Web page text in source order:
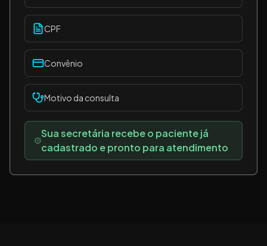
CPF
Convênio
Motivo da consulta
Sua secretária recebe o paciente já
cadastrado e pronto para atendimento